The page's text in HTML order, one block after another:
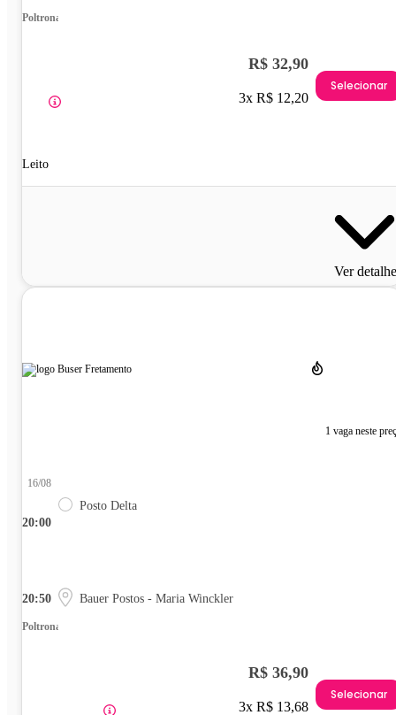
Poltrona
Leito
R$ 32,90
3x R$ 12,20
Selecionar
Ver
1 vaga neste
20:00
16/08
Posto Delta
20:50 Bauer Postos - Maria Winckler
Poltrona
R$ 36,90
3x R$ 13,68
Selecionar